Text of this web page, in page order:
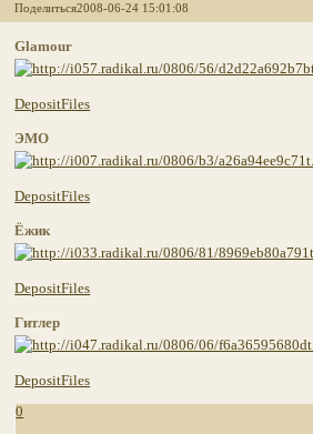
Поделиться2008-06-24 15:01:08
Glamour
DepositFiles
ЭМО
DepositFiles
Ёжик
DepositFiles
Гитлер
DepositFiles
0